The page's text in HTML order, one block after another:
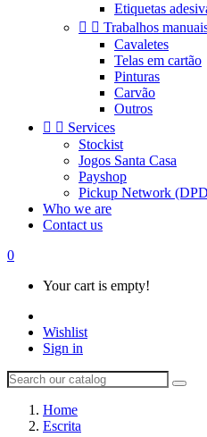
Etiquetas
  Trabalhos
Cavaletes
Telas em cartão
Pinturas
Carvão
Outros
  Services
Stockist
Jogos Santa Casa
Payshop
Pickup Network
Who we are
Contact us
0
Your cart is empty!
Wishlist
Sign in
Home
Escrita